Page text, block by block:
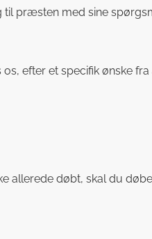
præsten med sine
efter et specifik ønske
døbt, skal du